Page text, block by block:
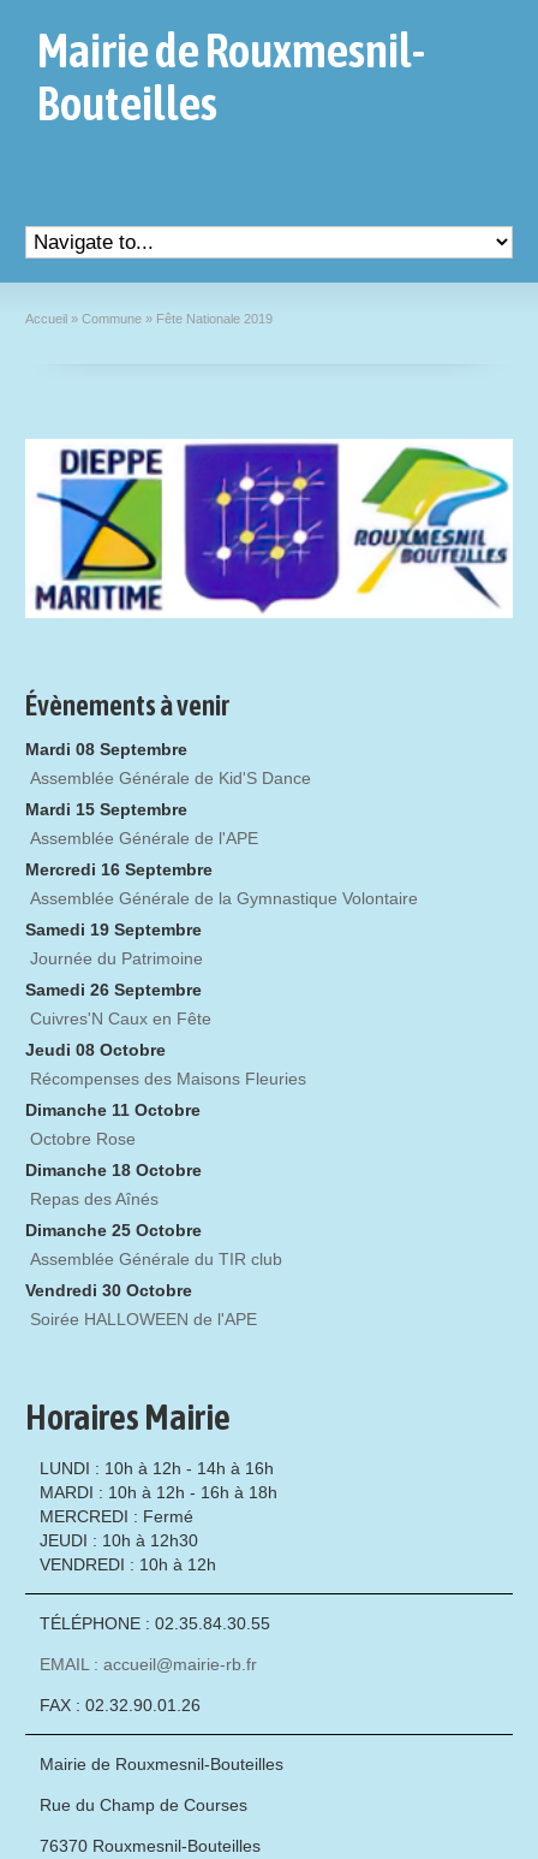
Mairie de Rouxmesnil-
Bouteilles
Accueil » Commune » Fête Nationale 2019
Évènements à venir
Mardi 08 Septembre
Assemblée Générale de Kid'S Dance
Mardi 15 Septembre
Assemblée Générale de l'APE
Mercredi 16 Septembre
Assemblée Générale de la Gymnastique Volontaire
Samedi 19 Septembre
Journée du Patrimoine
Samedi 26 Septembre
Cuivres'N Caux en Fête
Jeudi 08 Octobre
Récompenses des Maisons Fleuries
Dimanche 11 Octobre
Octobre Rose
Dimanche 18 Octobre
Repas des Aînés
Dimanche 25 Octobre
Assemblée Générale du TIR club
Vendredi 30 Octobre
Soirée HALLOWEEN de l'APE
Horaires Mairie
LUNDI : 10h à 12h - 14h à 16h
MARDI : 10h à 12h - 16h à 18h
MERCREDI : Fermé
JEUDI : 10h à 12h30
VENDREDI : 10h à 12h
TÉLÉPHONE : 02.35.84.30.55
EMAIL : accueil@mairie-rb.fr
FAX : 02.32.90.01.26
Mairie de Rouxmesnil-Bouteilles
Rue du Champ de Courses
76370 Rouxmesnil-Bouteilles